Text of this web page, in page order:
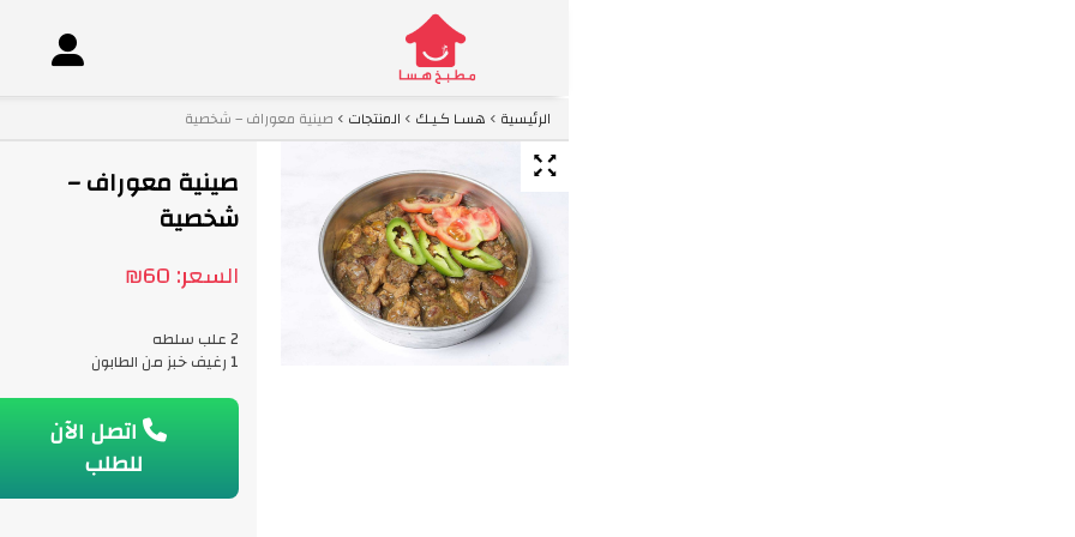
Skip
content
الرئيسية هسـا كـيـك المنتجات صينية معوراف – شخصية
صينية معوراف –
شخصية
السعر: ₪60
2 علب سلطه
1 رغيف خبز من الطابون
اتصل الآن
للطلب